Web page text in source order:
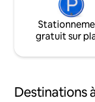
gratuit sur
Destinations